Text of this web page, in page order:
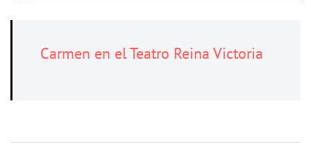
Carmen en el Teatro Reina Victoria